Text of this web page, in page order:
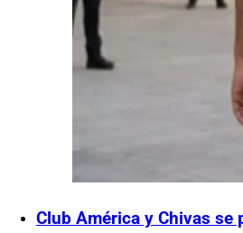
Club América y Chivas se